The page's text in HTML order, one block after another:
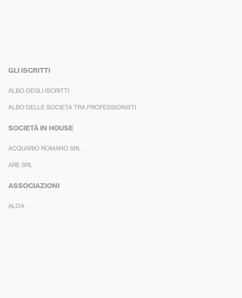
GLI ISCRITTI
ALBO DEGLI ISCRITTI
ALBO DELLE SOCIETÀ TRA PROFESSIONISTI
SOCIETÀ IN HOUSE
ACQUARIO ROMANO SRL
ARE SRL
ASSOCIAZIONI
ALOA